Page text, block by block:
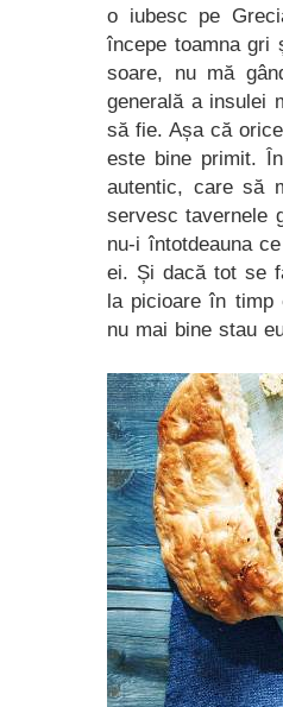
o iubesc pe
începe toamna gri
soare, nu mă
generală a insulei
să fie. Așa că
este bine primit.
autentic, care să
servesc tavernele
nu-i întotdeauna
ei. Și dacă tot se
la picioare în timp
nu mai bine stau